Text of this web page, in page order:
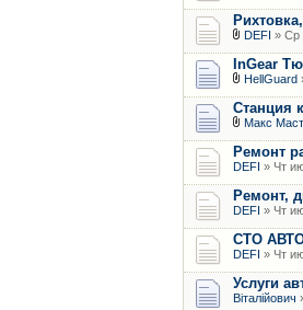
DEFI » Ср
InGear
HellGuard
Станция
Макс
Ремонт
DEFI » Чт
Ремонт,
DEFI » Чт
СТО
DEFI » Чт
Услуги
Віталійович